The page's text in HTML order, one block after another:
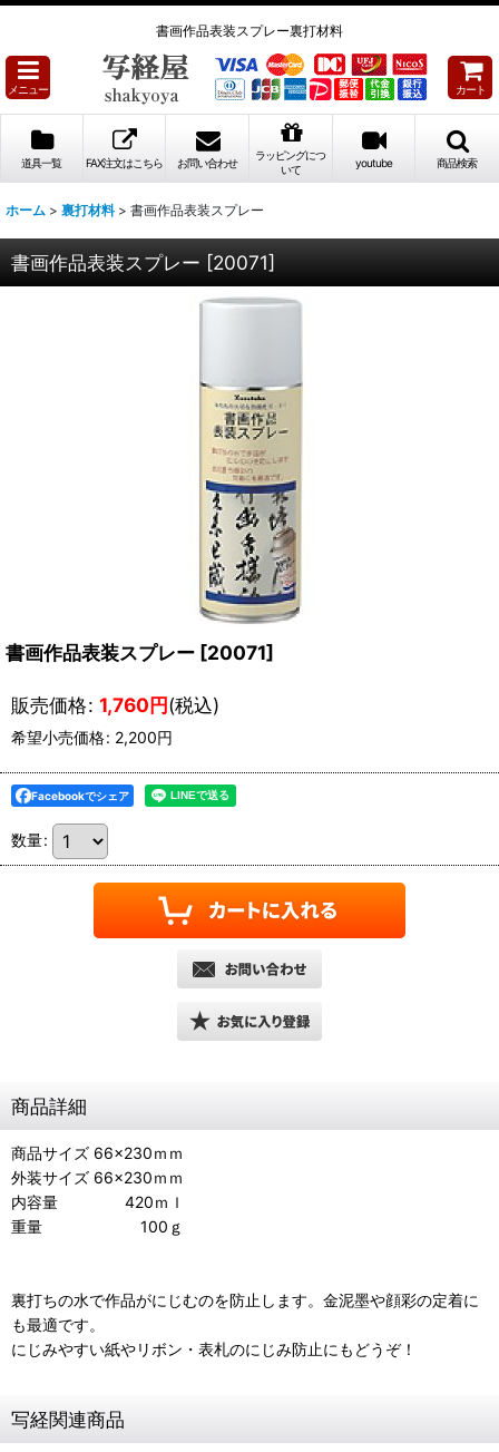
書画作品表装スプレー裏打材料
メニュー カート
道具一覧 FAX注文はこちら お問い合わせ
ラッピングにつ
いて
youtube 商品検索
ホーム > 裏打材料 > 書画作品表装スプレー
書画作品表装スプレー [20071]
書画作品表装スプレー [20071]
販売価格: 1,760円(税込)
希望小売価格: 2,200円
Facebookでシェア
数量:
商品詳細
商品サイズ 66×230ｍｍ
外装サイズ 66×230ｍｍ
内容量 420ｍｌ
重量 100ｇ
裏打ちの水で作品がにじむのを防止します。金泥墨や顔彩の定着に
も最適です。
にじみやすい紙やリボン・表札のにじみ防止にもどうぞ！
写経関連商品